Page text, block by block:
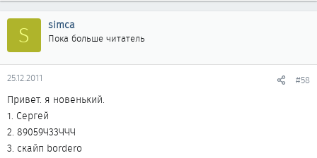
S simca
Пока больше читатель
25.12.2011 #58
Привет. я новенький.
1. Сергей
2. 89059Ч33ЧЧЧ
3. скайп bordero